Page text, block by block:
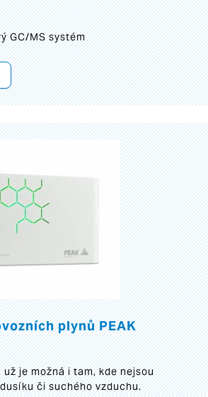
GC/MS systém
plynů PEAK
je možná i tam, kde nejsou
či suchého vzduchu.